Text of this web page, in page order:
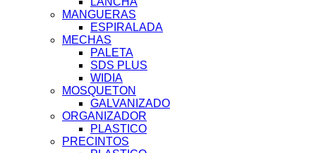
MANGUERAS
ESPIRALADA
MECHAS
PALETA
SDS PLUS
WIDIA
MOSQUETON
GALVANIZADO
ORGANIZADOR
PLASTICO
PRECINTOS